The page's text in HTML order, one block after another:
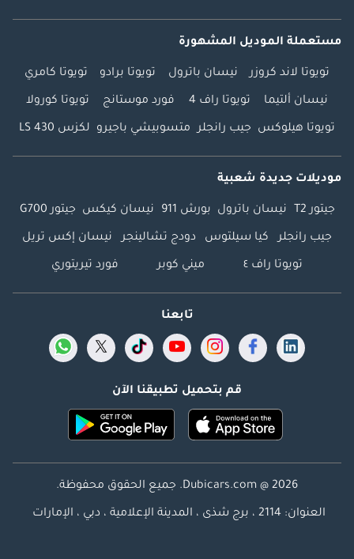
مستعملة الموديل المشهورة
تويوتا لاند كروزر نيسان باترول تويوتا برادو تويوتا كامري
نيسان ألتيما تويوتا راف 4 فورد موستانج تويوتا كورولا
تويوتا هيلوكس جيب رانجلر متسوبيشي باجيرو لكزس LS 430
موديلات جديدة شعبية
جيتور T2 نيسان باترول بورش 911 نيسان كيكس جيتور G700
جيب رانجلر كيا سيلتوس دودج تشالينجر نيسان إكس تريل
تويوتا راف ٤ ميني كوبر فورد تيريتوري
تابعنا
قم بتحميل تطبيقنا الآن
Dubicars.com @ 2026. جميع الحقوق محفوظة.
العنوان: 2114 ، برج شذى ، المدينة الإعلامية ، دبي ، الإمارات